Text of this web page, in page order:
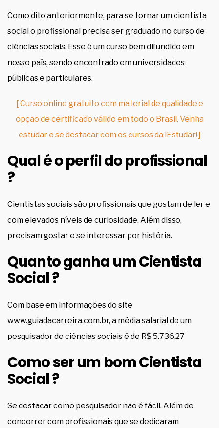
Como dito anteriormente, para se tornar um cientista
social o profissional precisa ser graduado no curso de
ciências sociais. Esse é um curso bem difundido em
nosso país, sendo encontrado em universidades
públicas e particulares.
[ Curso online gratuito com material de qualidade e
opção de certificado válido em todo o Brasil. Venha
estudar e se destacar com os cursos da iEstudar! ]
Qual é o perfil do profissional
?
Cientistas sociais são profissionais que gostam de ler e
com elevados níveis de curiosidade. Além disso,
precisam gostar e se interessar por história.
Quanto ganha um Cientista
Social ?
Com base em informações do site
www.guiadacarreira.com.br, a média salarial de um
pesquisador de ciências sociais é de R$ 5.736,27
Como ser um bom Cientista
Social ?
Se destacar como pesquisador não é fácil. Além de
concorrer com profissionais que se dedicaram